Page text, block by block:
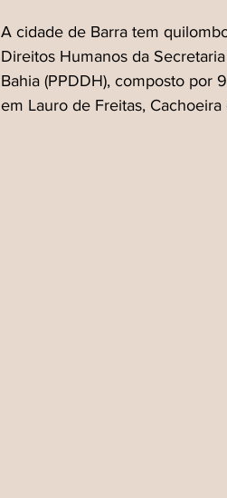
A cidade de Barra tem
Direitos Humanos da
Bahia (PPDDH), composto por
em Lauro de Freitas,